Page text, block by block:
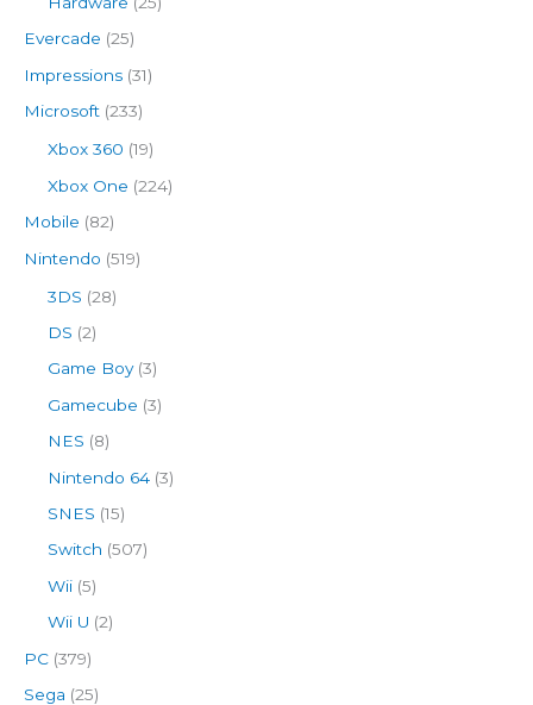
Evercade (25)
Impressions (31)
Microsoft (233)
Xbox 360 (19)
Xbox One (224)
Mobile (82)
Nintendo (519)
3DS (28)
DS (2)
Game Boy(3)
Gamecube (3)
NES (8)
Nintendo 64 (3)
SNES (15)
Switch (507)
Wii (5)
Wii U (2)
PC (379)
Sega (25)